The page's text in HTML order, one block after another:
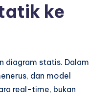
ke
diagram statis. Dalam
dan model
real-time, bukan